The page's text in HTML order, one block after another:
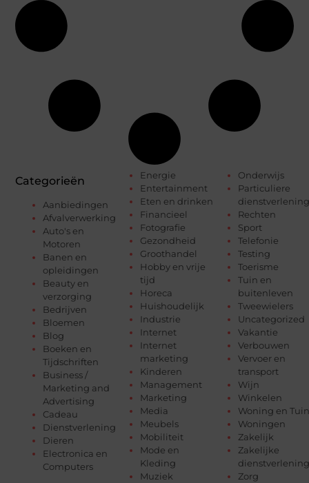
Categorieën
Aanbiedingen
Afvalverwerking
Auto's en
Motoren
Banen en
opleidingen
Beauty en
verzorging
Bedrijven
Bloemen
Blog
Boeken en
Tijdschriften
Business /
Marketing and
Advertising
Cadeau
Dienstverlening
Dieren
Electronica en
Computers
Energie
Entertainment
Eten en drinken
Financieel
Fotografie
Gezondheid
Groothandel
Hobby en vrije
tijd
Horeca
Huishoudelijk
Industrie
Internet
Internet
marketing
Kinderen
Management
Marketing
Media
Meubels
Mobiliteit
Mode en
Kleding
Muziek
Onderwijs
Particuliere
dienstverlening
Rechten
Sport
Telefonie
Testing
Toerisme
Tuin en
buitenleven
Tweewielers
Uncategorized
Vakantie
Verbouwen
Vervoer en
transport
Wijn
Winkelen
Woning en Tuin
Woningen
Zakelijk
Zakelijke
dienstverlening
Zorg